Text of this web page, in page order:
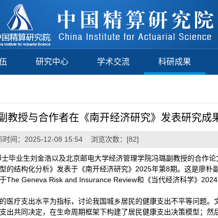
研究中心 学术交流 科研成果
教授与合作者在《南开经济研究》发表研究成
时间：2025-12-08 15:54 浏览次数：[82]
毕业生刘金浩以及北京邮电大学经济管理学院冯璐副教授的合作
结构化分析》发表于《南开经济研究》2025年第8期。这是廖朴
The Geneva Risk and Insurance Review和《当代经济科学》
医疗支出水平为指标，讨论我国城乡居民的健康支出不平等问题。
出共同决定，在生命周期框架下构建了居民健康支出决策模型；然